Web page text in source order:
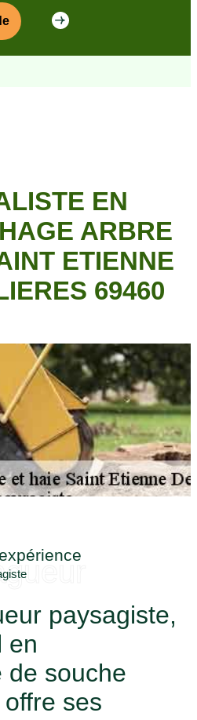
EN
ARBRE
ETIENNE
69460
paysagiste,
en
de souche
offre ses